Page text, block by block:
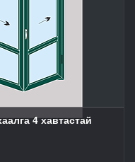
4 хавтастай